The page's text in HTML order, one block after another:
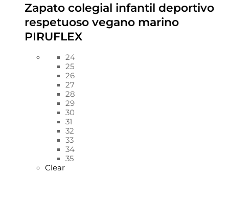
Zapato colegial infantil deportivo
respetuoso vegano marino
PIRUFLEX
24
25
26
27
28
29
30
31
32
33
34
35
Clear